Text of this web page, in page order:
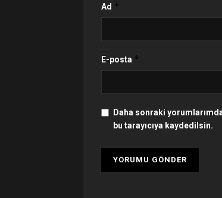
Ad *
E-posta *
Daha sonraki
bu tarayıcıya kaydedilsin.